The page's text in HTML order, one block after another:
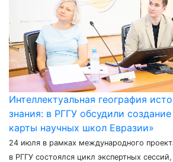
Интеллектуальная география
знания: в РГГУ обсудили
карты научных школ Евразии»
24 июля в рамках международного
в РГГУ состоялся цикл экспертных